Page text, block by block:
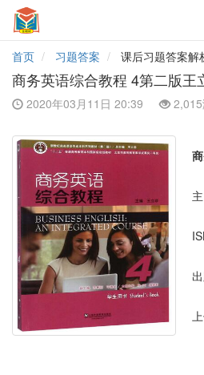
首页
习题答案 课后习题答案解
商务英语综合教程 4第二版王
2020年03月11日 20:39